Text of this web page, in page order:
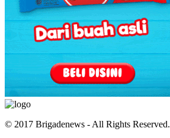
© 2017 Brigadenews - All Rights Reserved.